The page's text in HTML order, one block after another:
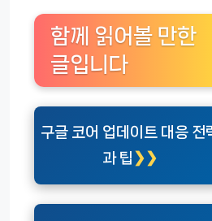
함께 읽어볼 만한
글입니다
구글 코어 업데이트 대응 전
과 팁